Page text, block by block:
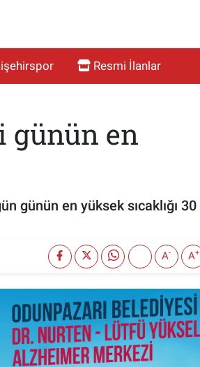
Resmi İlanlar
günün en
günün en yüksek sıcaklığı 30
A- A+